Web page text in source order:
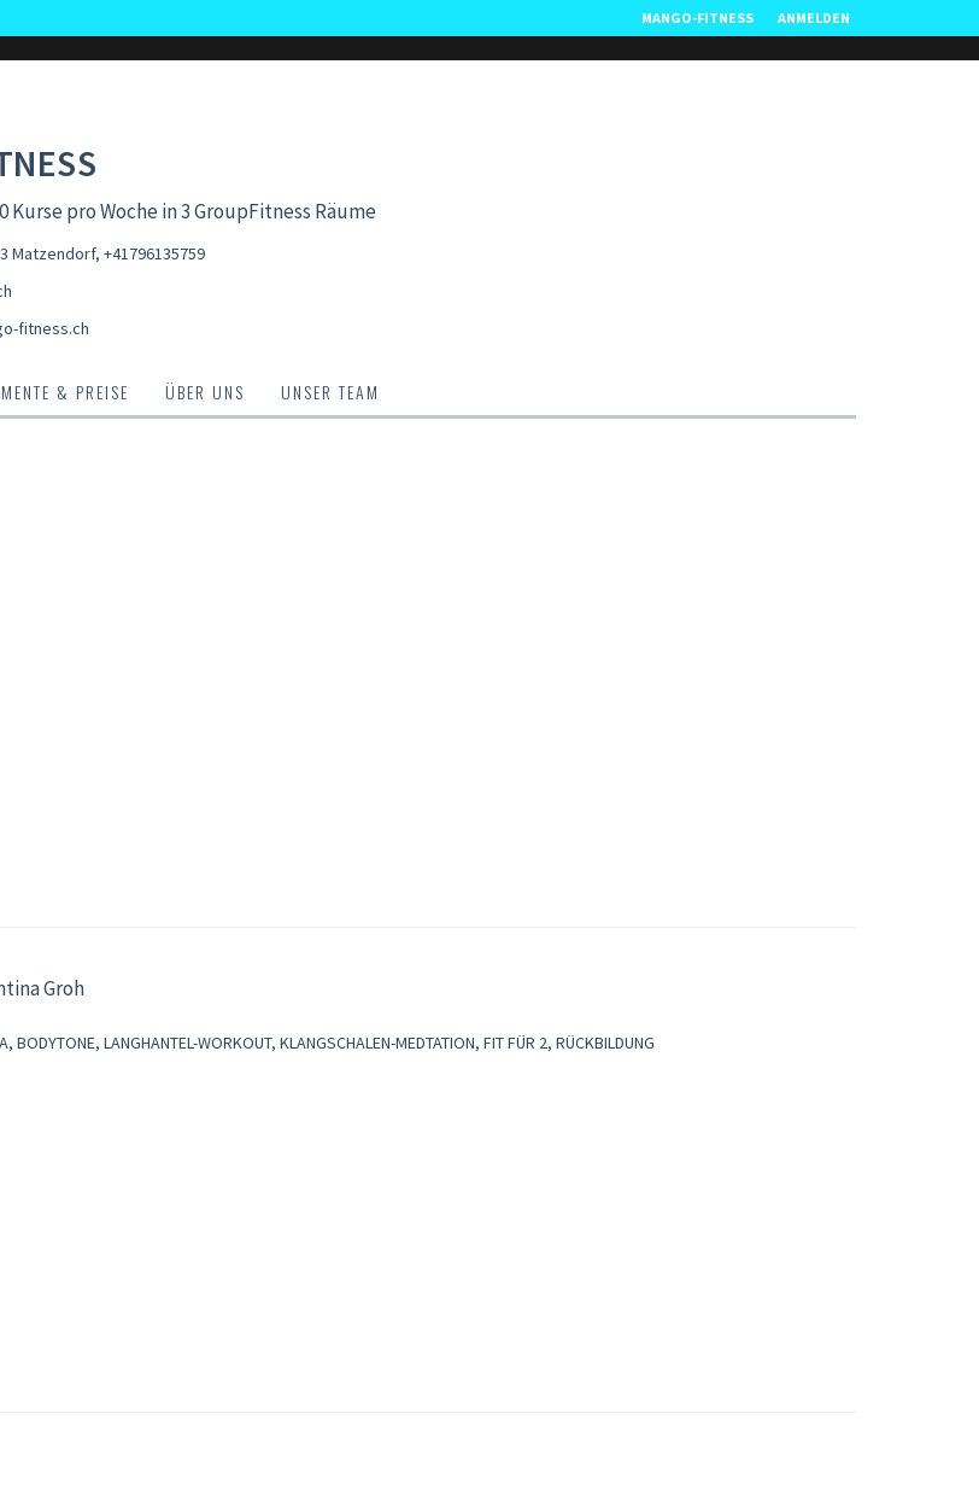
MANGO-FITNESS ANMELDEN
Kurse pro Woche in 3 GroupFitness Räume
Matzendorf, +41796135759
fitness.ch
& PREISE ÜBER UNS UNSER TEAM
Groh
BODYTONE, LANGHANTEL-WORKOUT, KLANGSCHALEN-MEDTATION, FIT FÜR 2, RÜCKBILDUNG